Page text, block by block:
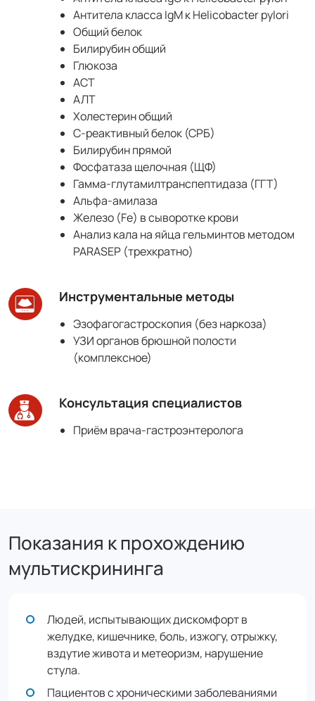
Aнтитела класса IgM к Helicobacter рylori
Общий белок
Билирубин общий
Глюкоза
АСТ
АЛТ
Холестерин общий
С-реактивный белок (СРБ)
Билирубин прямой
Фосфатаза щелочная (ЩФ)
Гамма-глутамилтранспептидаза (ГГТ)
Альфа-амилаза
Железо (Fe) в сыворотке крови
Анализ кала на яйца гельминтов методом
PARASEP (трехкратно)
Инструментальные методы
Эзофагогастроскопия (без наркоза)
УЗИ органов брюшной полости
(комплексное)
Консультация специалистов
Приём врача-гастроэнтеролога
Показания к прохождению
мультискрининга
Людей, испытывающих дискомфорт в
желудке, кишечнике, боль, изжогу, отрыжку,
вздутие живота и метеоризм, нарушение
стула.
Пациентов с хроническими заболеваниями